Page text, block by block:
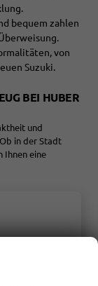
bequem zahlen
von
Suzuki.
BEI HUBER
und
in der Stadt
Ihnen eine